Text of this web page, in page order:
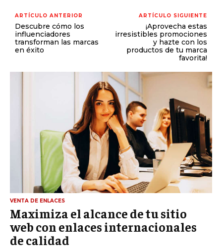
ARTÍCULO ANTERIOR
Descubre cómo los
influenciadores
transforman las marcas
en éxito
ARTÍCULO SIGUIENTE
¡Aprovecha estas
irresistibles promociones
y hazte con los
productos de tu marca
favorita!
VENTA DE ENLACES
Maximiza el alcance de tu sitio
web con enlaces internacionales
de calidad